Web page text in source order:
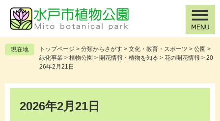
の
先
頭
ー
を
飛
現在地 トップページ > 分類からさがす > 文化・教育・スポーツ > 公園 >
緑化事業 > 植物公園 > 開花情報・植物を知る > 花の開花情報 > 20
26年2月21日
2026年2月21日